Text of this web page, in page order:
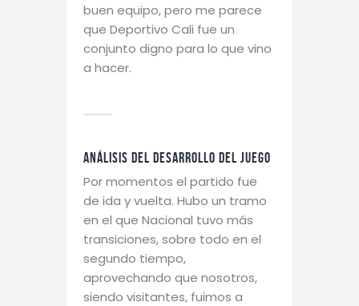
buen equipo, pero me parece
que Deportivo Cali fue un
conjunto digno para lo que vino
a hacer.
Análisis del desarrollo del juego
Por momentos el partido fue
de ida y vuelta. Hubo un tramo
en el que Nacional tuvo más
transiciones, sobre todo en el
segundo tiempo,
aprovechando que nosotros,
siendo visitantes, fuimos a